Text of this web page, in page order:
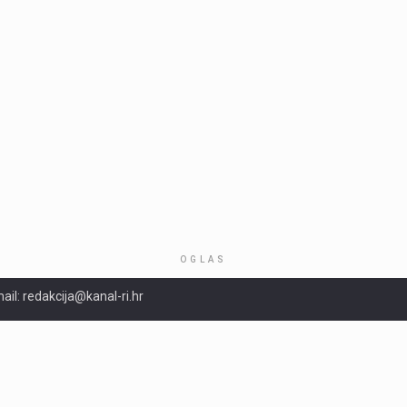
OGLAS
redakcija@kanal-ri.hr